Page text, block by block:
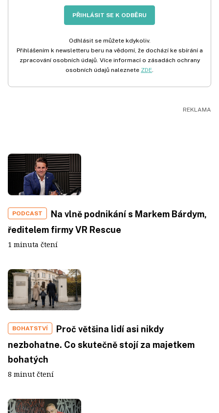
PŘIHLÁSIT SE K ODBĚRU
Odhlásit se můžete kdykoliv.
Přihlášením k newsletteru beru na vědomí, že dochází ke sbírání a
zpracování osobních údajů. Více informací o zásadách ochrany
osobních údajů naleznete ZDE.
PODCAST
Na vlně podnikání s Markem Bárdym,
ředitelem firmy VR Rescue
1 minuta čtení
BOHATSTVÍ
Proč většina lidí asi nikdy
nezbohatne. Co skutečně stojí za majetkem
bohatých
8 minut čtení